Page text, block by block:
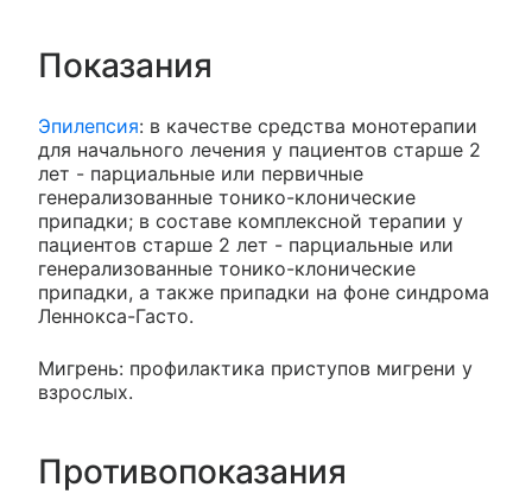
Показания
Эпилепсия: в качестве средства монотерапии
для начального лечения у пациентов старше 2
лет - парциальные или первичные
генерализованные тонико-клонические
припадки; в составе комплексной терапии у
пациентов старше 2 лет - парциальные или
генерализованные тонико-клонические
припадки, а также припадки на фоне синдрома
Леннокса-Гасто.
Мигрень: профилактика приступов мигрени у
взрослых.
Противопоказания